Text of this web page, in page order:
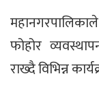
फोहोर
राख्दै विभिन्न